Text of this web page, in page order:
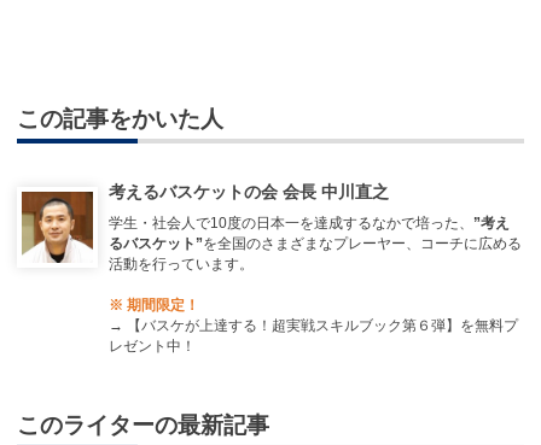
この記事をかいた人
考えるバスケットの会 会長 中川直之
学生・社会人で10度の日本一を達成するなかで培った、 ”考え
るバスケット”を全国のさまざまなプレーヤー、コーチに広める
活動を行っています。
※ 期間限定！
→
【バスケが上達する！超実戦スキルブック第６弾】を無料プ
レゼント中！
このライターの最新記事